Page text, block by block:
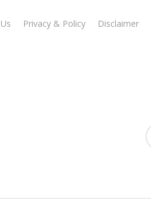
Privacy & Policy Disclaimer